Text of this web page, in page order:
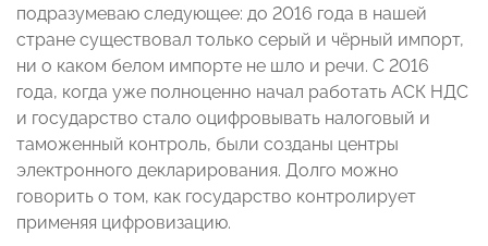
подразумеваю следующее: до 2016 года в нашей
стране существовал только серый и чёрный импорт,
ни о каком белом импорте не шло и речи. С 2016
года, когда уже полноценно начал работать АСК НДС
и государство стало оцифровывать налоговый и
таможенный контроль, были созданы центры
электронного декларирования. Долго можно
говорить о том, как государство контролирует
применяя цифровизацию.